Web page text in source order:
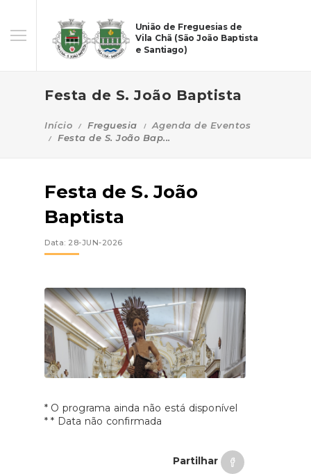
União de Freguesias de
Vila Chã (São João Baptista
e Santiago)
Festa de S. João Baptista
Início Freguesia
Agenda de Eventos
Festa de S. João Bap...
Festa de S. João
Baptista
Data: 28-JUN-2026
* O programa ainda não está disponível
* * Data não confirmada
Partilhar